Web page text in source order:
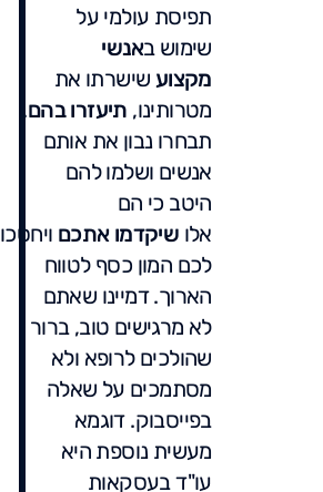
תפיסת עולמי על
שימוש באנשי
מקצוע שישרתו את
מטרותינו, תיעזרו בהם.
תבחרו נבון את אותם
אנשים ושלמו להם
היטב כי הם
אלו שיקדמו אתכם ויחסכו
לכם המון כסף לטווח
הארוך. דמיינו שאתם
לא מרגישים טוב, ברור
שהולכים לרופא ולא
מסתמכים על שאלה
בפייסבוק. דוגמא
מעשית נוספת היא
עו"ד בעסקאות